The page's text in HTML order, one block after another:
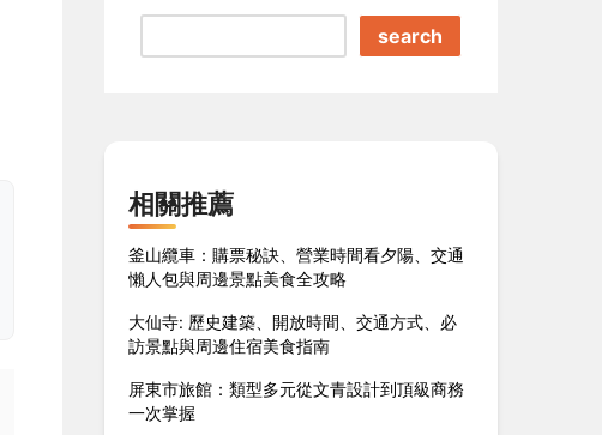
search
相關推薦
釜山纜車：購票秘訣、營業時間看夕陽、交通
懶人包與周邊景點美食全攻略
大仙寺: 歷史建築、開放時間、交通方式、必
訪景點與周邊住宿美食指南
屏東市旅館：類型多元從文青設計到頂級商務
一次掌握